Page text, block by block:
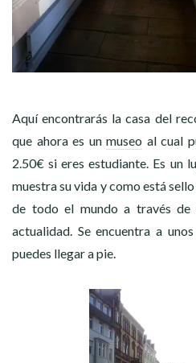
Aquí encontrarás la casa del
que ahora es un museo al cual
2.50€ si eres estudiante. Es un
muestra su vida y como está
de todo el mundo a través de
actualidad. Se encuentra a
puedes llegar a pie.